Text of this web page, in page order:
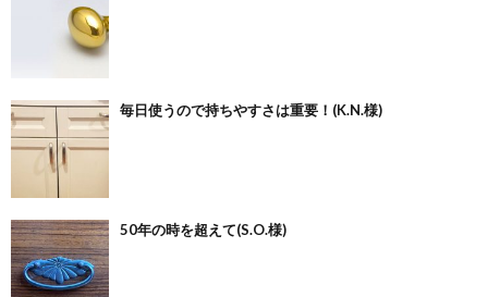
毎日使うので持ちやすさは重要！(K.N.様)
50年の時を超えて(S.O.様)